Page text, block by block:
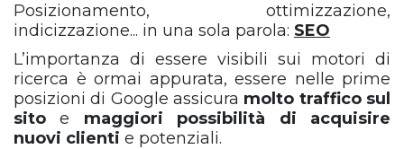
Posizionamento, ottimizzazione,
indicizzazione... in una sola parola: SEO
L’importanza di essere visibili sui motori di
ricerca è ormai appurata, essere nelle prime
posizioni di Google assicura molto traffico sul
sito e maggiori possibilità di acquisire
nuovi clienti e potenziali.